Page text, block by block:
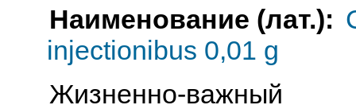
Наименование (лат.):
injectionibus 0,01 g
Жизненно-важный